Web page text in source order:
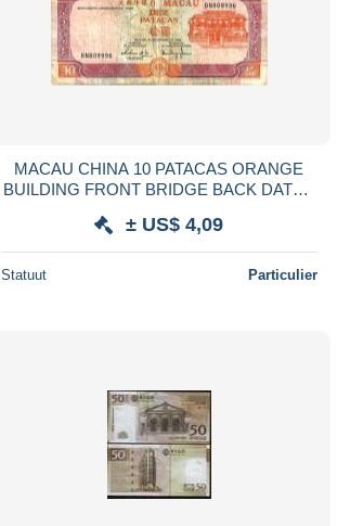
MACAU CHINA 10 PATACAS ORANGE
BUILDING FRONT BRIDGE BACK DATED
± US$ 4,09
Statuut Particulier